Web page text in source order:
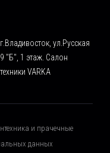
г.Владивосток, ул.Русская
9 "Б", 1 этаж. Салон
техники VARKA
и прачечные
данных